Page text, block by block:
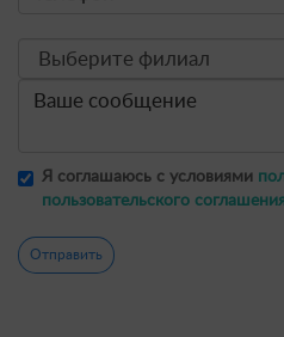
Я соглашаюсь с условиями
пользовательского
Отправить